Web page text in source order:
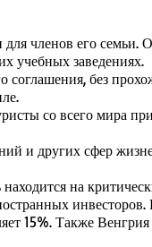
членов его семьи.
учебных заведениях.
без
со всего мира
и других сфер
на
15%. Также